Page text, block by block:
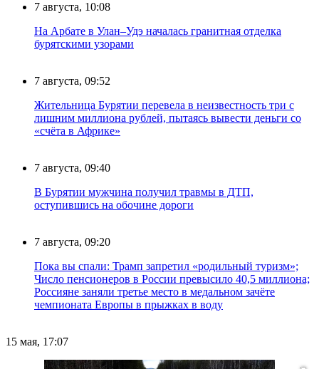
7 августа, 10:08
На Арбате в Улан–Удэ началась гранитная отделка
бурятскими узорами
7 августа, 09:52
Жительница Бурятии перевела в неизвестность три с
лишним миллиона рублей, пытаясь вывести деньги со
«счёта в Африке»
7 августа, 09:40
В Бурятии мужчина получил травмы в ДТП,
оступившись на обочине дороги
7 августа, 09:20
Пока вы спали: Трамп запретил «родильный туризм»;
Число пенсионеров в России превысило 40,5 миллиона;
Россияне заняли третье место в медальном зачёте
чемпионата Европы в прыжках в воду
15 мая, 17:07